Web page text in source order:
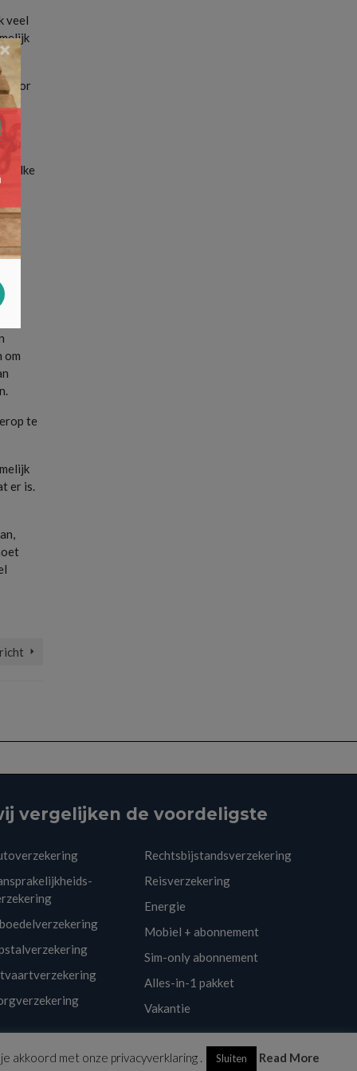
veel
Voor
Elke
om
te
er is.
vergelijken de voordeligste
Rechtsbijstandsverzekering
Reisverzekering
Energie
Mobiel + abonnement
Sim-only abonnement
Alles-in-1 pakket
Vakantie
Klantenservice Links Disclaimer Sitemap Nieuwsbrief
akkoord met onze privacyverklaring . Sluiten Read More
×